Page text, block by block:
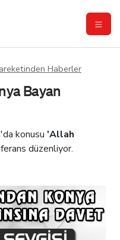
Haberler
Bayan
konusu 'Allah
düzenliyor.